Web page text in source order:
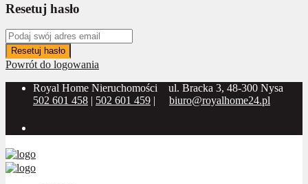
Resetuj hasło
Resetuj hasło
Powrót do logowania
Royal Home Nieruchomości
ul. Bracka 3, 48-300 Nysa
502 601 458 | 502 601 459 | biuro@royalhome24.pl